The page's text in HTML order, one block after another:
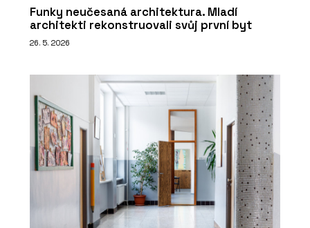
Funky neučesaná architektura. Mladí
architekti rekonstruovali svůj první byt
26. 5. 2026